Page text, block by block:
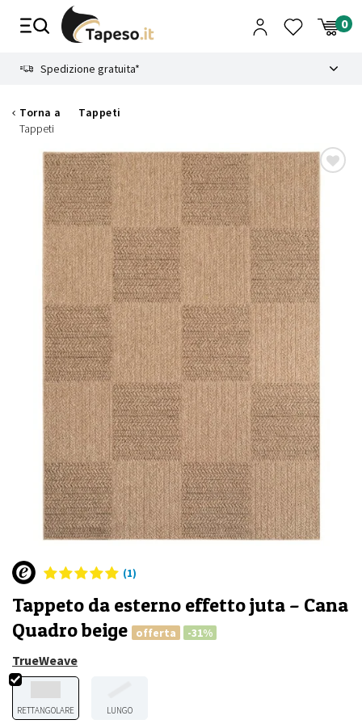
Spedizione gratuita*
Torna a
Tappeti
Tappeti
(1)
Tappeto da esterno effetto juta – Cana
Quadro beige
offerta -31%
TrueWeave
RETTANGOLARE LUNGO